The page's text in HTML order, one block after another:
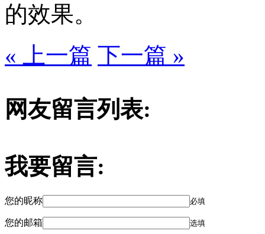
的效果。
« 上一篇 下一篇 »
网友留言列表:
我要留言:
您的昵称 必填
您的邮箱 选填